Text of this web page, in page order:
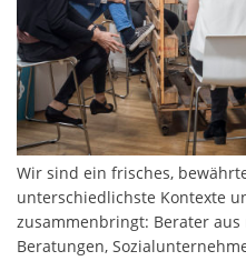
Wir sind ein frisches,
unterschiedlichste Kontexte
zusammenbringt: Berater
Beratungen,